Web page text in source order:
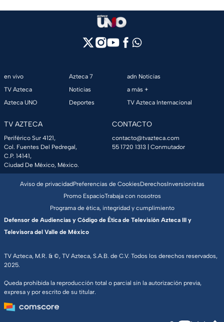
en vivo
TV Azteca
Azteca UNO
Azteca 7
Noticias
Deportes
adn Noticias
a más +
TV Azteca Internacional
TV AZTECA
Periférico Sur 4121,
Col. Fuentes Del Pedregal,
C.P. 14141,
Ciudad De México, México.
CONTACTO
contacto@tvazteca.com
55 1720 1313 | Conmutador
TV Azteca, M.R. & ©, TV Azteca, S.A.B. de C.V. Todos los derechos reservados,
2025.
Queda prohibida la reproducción total o parcial sin la autorización previa,
expresa y por escrito de su titular.
Aviso de privacidadPreferencias de CookiesDerechosInversionistas
Promo EspacioTrabaja con nosotros
Programa de ética, integridad y cumplimiento
Defensor de Audiencias y Código de Ética de Televisión Azteca III y
Televisora del Valle de México